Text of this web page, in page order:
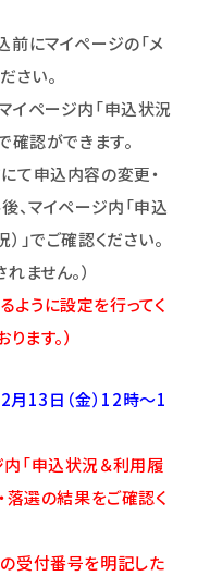
前にマイページの「メ
さい。
イページ内「申込状況
確認ができます。
て申込内容の変更・
、マイページ内「申込
」でご確認ください。
ません。）
うに設定を行ってく
ます。）
13日（金）12時～1
「申込状況＆利用履
落選の結果をご確認く
受付番号を明記した